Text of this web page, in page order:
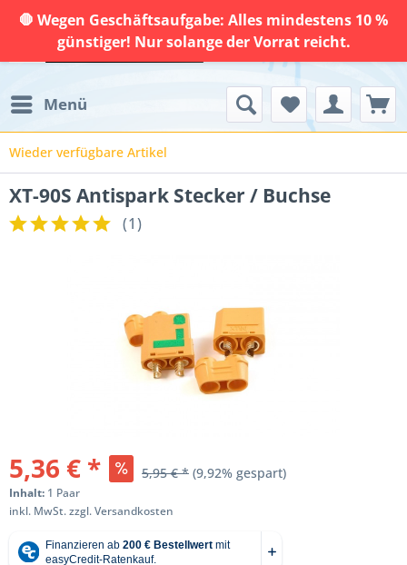
🛑 Wegen Geschäftsaufgabe: Alles mindestens 10 %
günstiger! Nur solange der Vorrat reicht.
Menü
Wieder verfügbare Artikel
XT-90S Antispark Stecker / Buchse
(1)
5,36 € * 5,95 € * (9,92% gespart)
Inhalt: 1 Paar
inkl. MwSt.zzgl. Versandkosten